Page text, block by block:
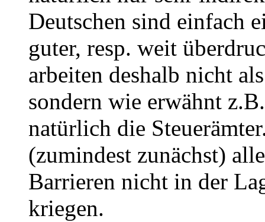
Deutschen sind einfach
guter, resp. weit
arbeiten deshalb nicht
sondern wie erwähnt
natürlich die
(zumindest zunächst)
Barrieren nicht in der
kriegen.